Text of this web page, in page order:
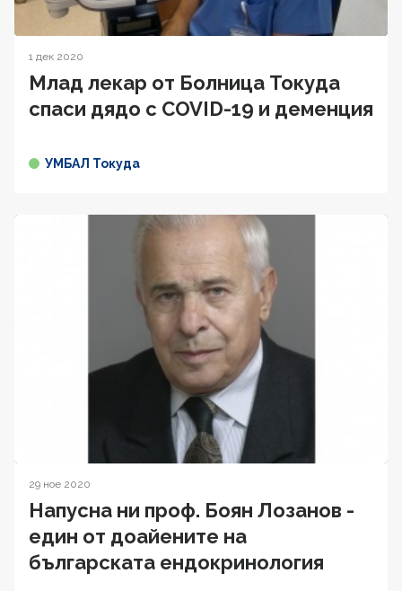
1 дек 2020
Млад лекар от Болница Токуда
спаси дядо с COVID-19 и деменция
УМБАЛ Токуда
29 ное 2020
Напусна ни проф. Боян Лозанов -
един от доайените на
българската ендокринология